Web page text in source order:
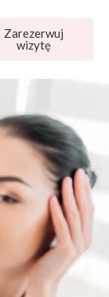
Zarezerwuj
wizytę